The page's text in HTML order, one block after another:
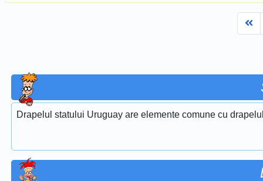
Drapelul statului Uruguay are elemente comune cu